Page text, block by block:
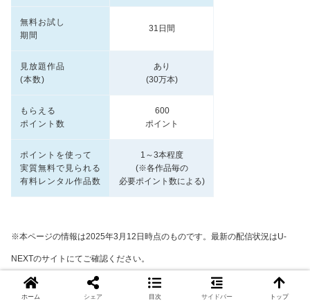
無料お試し
期間
31日間
見放題作品
(本数)
あり
(30万本)
もらえる
ポイント数
600
ポイント
ポイントを使って
実質無料で見られる
有料レンタル作品数
1～3本程度
(※各作品毎の
必要ポイント数による)
※本ページの情報は2025年3月12日 時点のものです。最新の配信状況はU-
NEXTのサイトにてご確認ください。
ホーム シェア 目次 サイドバー トップ